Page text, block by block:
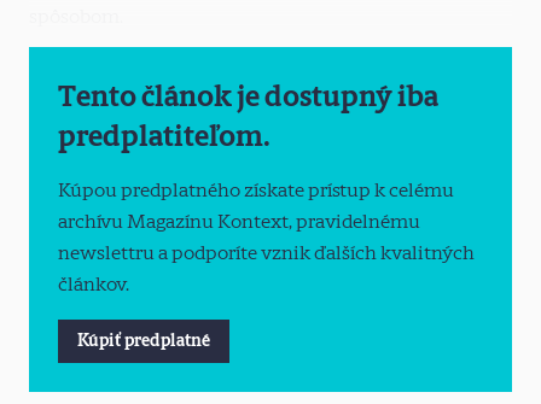
Tento článok je dostupný iba
predplatiteľom.
Kúpou predplatného získate prístup k celému
archívu Magazínu Kontext, pravidelnému
newslettru a podporíte vznik ďalších kvalitných
článkov.
Kúpiť predplatné